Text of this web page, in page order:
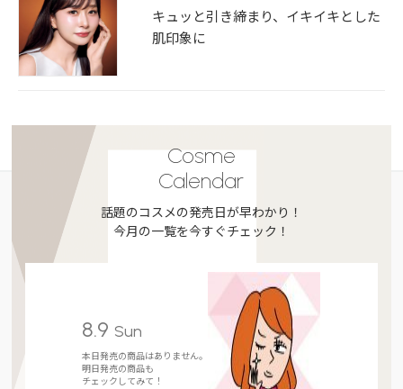
キュッと引き締まり、イキイキとした
肌印象に
Cosme
Calendar
話題のコスメの発売日が早わかり！
今月の一覧を今すぐチェック！
8.9 Sun
本日発売の商品はありません。
明日発売の商品も
チェックしてみて！